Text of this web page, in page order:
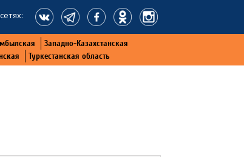
Западно-Казахстанская
Туркестанская область